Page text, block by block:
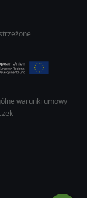
warunki umowy